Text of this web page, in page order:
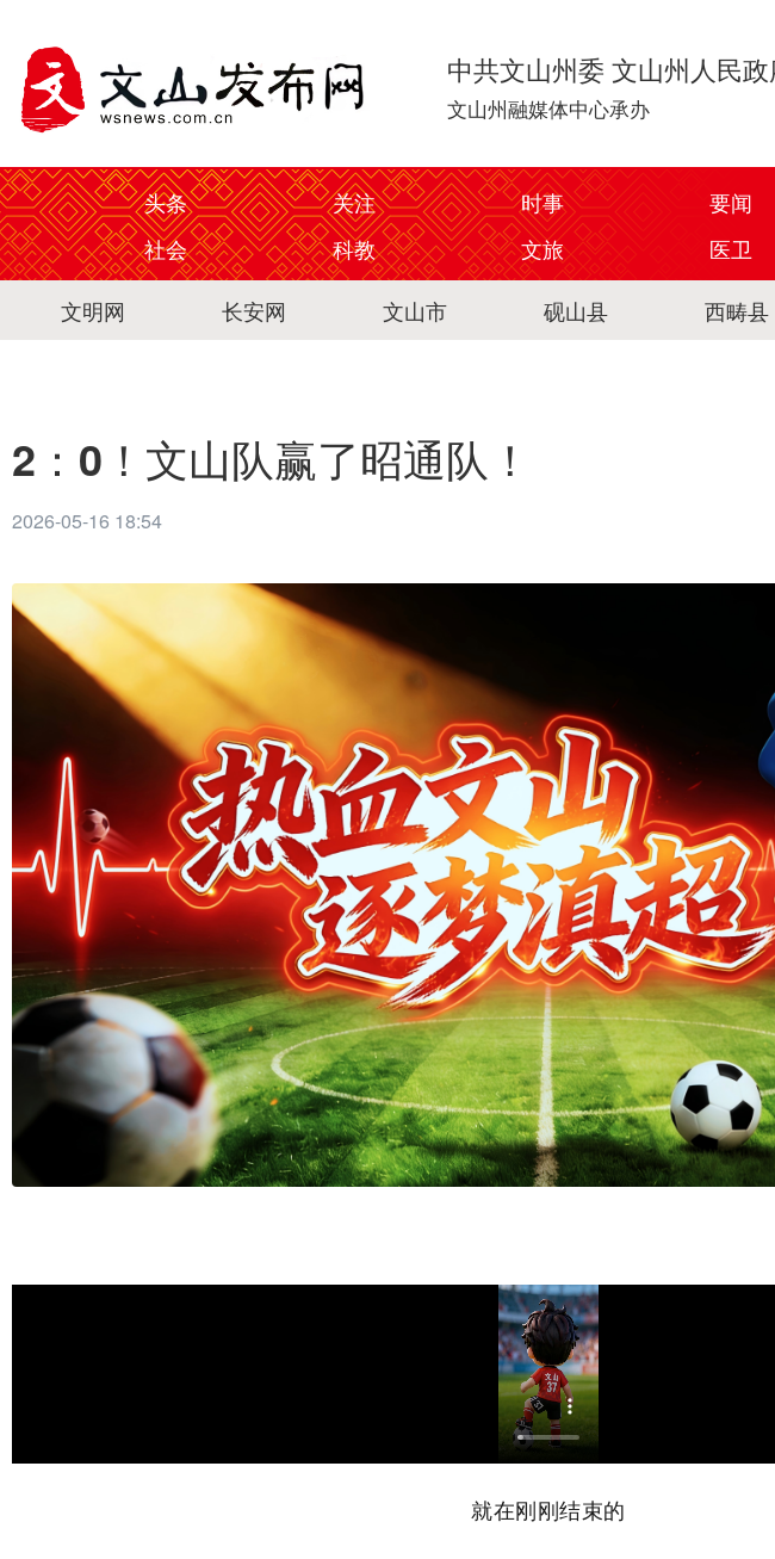
中共文山州委 文山州人民
文山州融媒体中心承办
头条
关注 时事 要闻
社会
科教 文旅 医卫
文明网
长安网 文山市 砚山县 西畴县
2：0！文山队赢了昭通队！
2026-05-16 18:54
就在刚刚结束的